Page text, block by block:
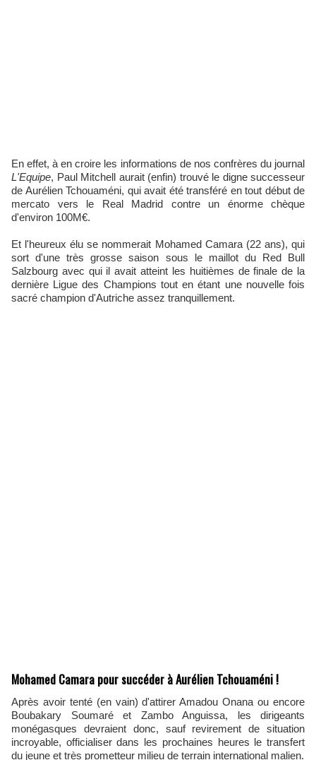
En effet, à en croire les informations de nos confrères du journal
L'Equipe, Paul Mitchell aurait (enfin) trouvé le digne successeur
de Aurélien Tchouaméni, qui avait été transféré en tout début de
mercato vers le Real Madrid contre un énorme chèque
d'environ 100M€.
Et l'heureux élu se nommerait Mohamed Camara (22 ans), qui
sort d'une très grosse saison sous le maillot du Red Bull
Salzbourg avec qui il avait atteint les huitièmes de finale de la
dernière Ligue des Champions tout en étant une nouvelle fois
sacré champion d'Autriche assez tranquillement.
Mohamed Camara pour succéder à Aurélien Tchouaméni !
Après avoir tenté (en vain) d'attirer Amadou Onana ou encore
Boubakary Soumaré et Zambo Anguissa, les dirigeants
monégasques devraient donc, sauf revirement de situation
incroyable, officialiser dans les prochaines heures le transfert
du jeune et très prometteur milieu de terrain international malien.